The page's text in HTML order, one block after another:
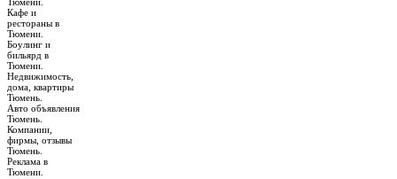
Кафе и
рестораны в
Тюмени.
Боулинг и
бильярд в
Тюмени.
Недвижимость,
дома, квартиры
Тюмень.
Авто объявления
Тюмень.
Компании,
фирмы, отзывы
Тюмень.
Реклама в
Тюмени.